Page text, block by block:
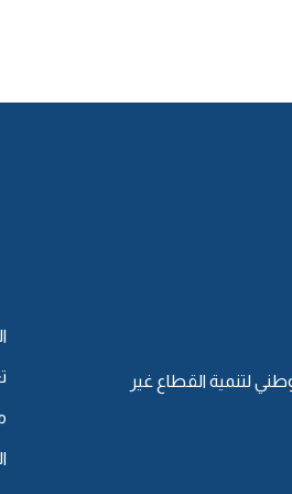
«إن أول ما خلق الله
وتعالى-، ولهذا يقول الإمام ابن
لتنمية القطاع غير